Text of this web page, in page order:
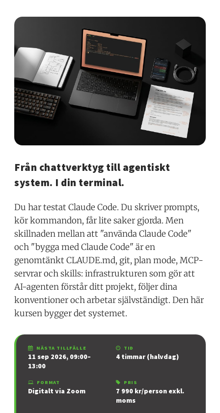
Från chattverktyg till agentiskt
system. I din terminal.
Du har testat Claude Code. Du skriver prompts,
kör kommandon, får lite saker gjorda. Men
skillnaden mellan att "använda Claude Code"
och "bygga med Claude Code" är en
genomtänkt CLAUDE.md, git, plan mode, MCP-
servrar och skills: infrastrukturen som gör att
AI-agenten förstår ditt projekt, följer dina
konventioner och arbetar självständigt. Den här
kursen bygger det systemet.
NÄSTA TILLFÄLLE
11 sep 2026, 09:00–
13:00
TID
4 timmar (halvdag)
FORMAT
Digitalt via Zoom
PRIS
7 990 kr/person exkl.
moms